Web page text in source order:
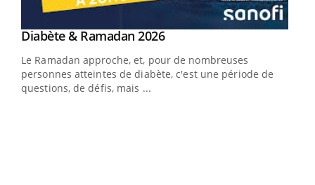
Youtube
Diabète & Ramadan 2026Youtube
Le Ramadan approche, et, pour de nombreuses
personnes atteintes de diabète, c'est une période de
questions, de défis, mais ...